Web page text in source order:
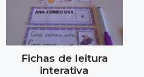
Fichas de leitura
interativa